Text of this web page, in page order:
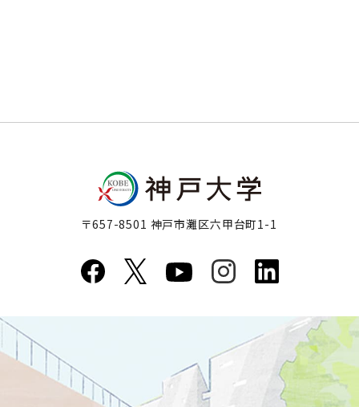
〒657-8501 神戸市灘区六甲台町1-1